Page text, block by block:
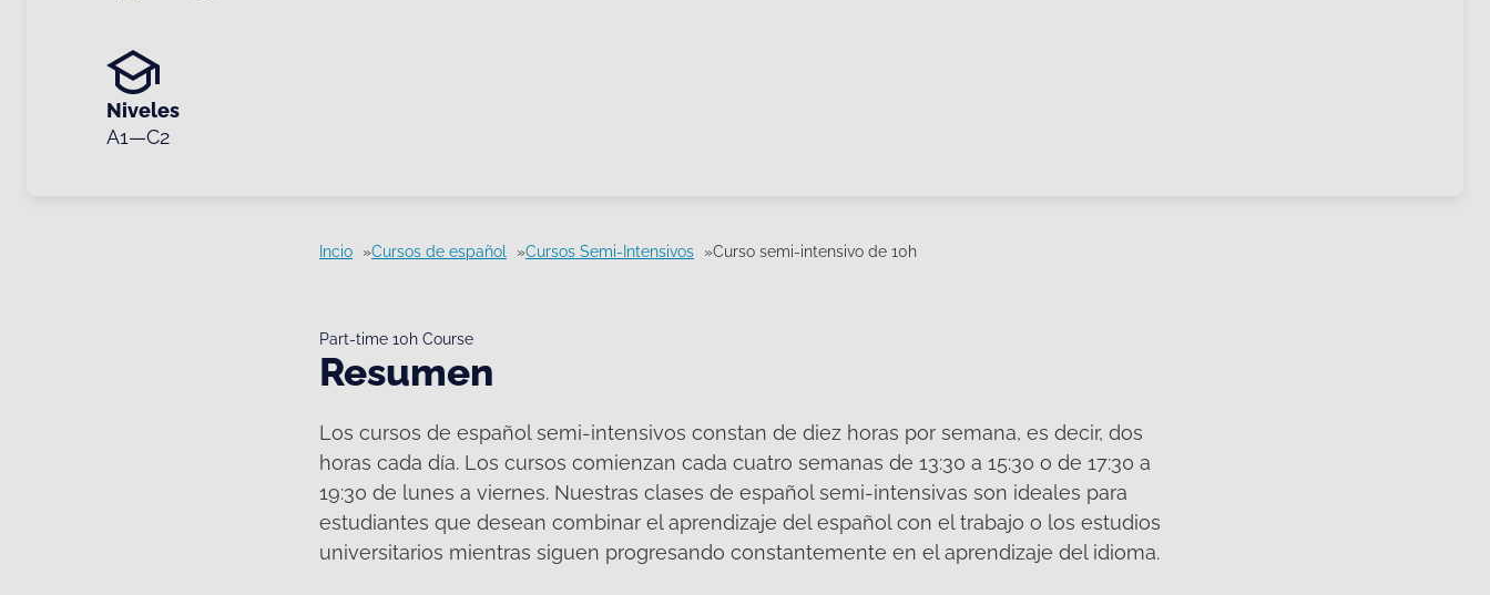
Niveles
A1—C2
Incio Cursos de español Cursos Semi-Intensivos Curso semi-intensivo de 10h
Part-time 10h Course
Resumen
Los cursos de español semi-intensivos constan de diez horas por semana, es decir, dos
horas cada día. Los cursos comienzan cada cuatro semanas de 13:30 a 15:30 o de 17:30 a
19:30 de lunes a viernes. Nuestras clases de español semi-intensivas son ideales para
estudiantes que desean combinar el aprendizaje del español con el trabajo o los estudios
universitarios mientras siguen progresando constantemente en el aprendizaje del idioma.